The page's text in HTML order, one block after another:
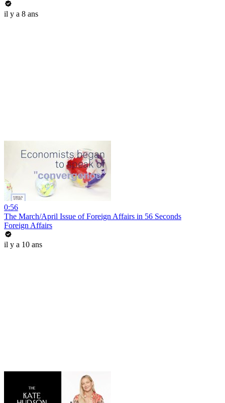
il y a 8 ans
0:56
The March/April Issue of Foreign Affairs in 56 Seconds
Foreign Affairs
il y a 10 ans